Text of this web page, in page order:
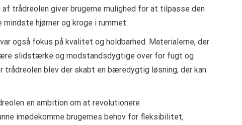
trådreolen giver brugerne mulighed for at tilpasse den
hjørner og kroge i rummet.
også fokus på kvalitet og holdbarhed. Materialerne, der
slidstærke og modstandsdygtige over for fugt og
trådreolen blev der skabt en bæredygtig løsning, der kan
en ambition om at revolutionere
imødekomme brugernes behov for fleksibilitet,